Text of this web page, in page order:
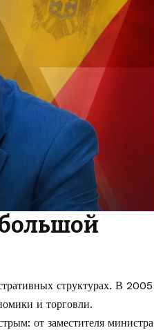
структурах. В 2005
и торговли.
от заместителя министра